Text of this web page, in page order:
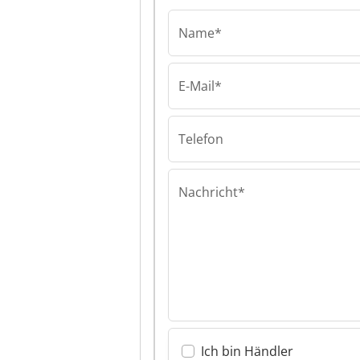
Hollmann
Name*
E-Mail*
Telefon
Nachricht*
Ich bin Händler